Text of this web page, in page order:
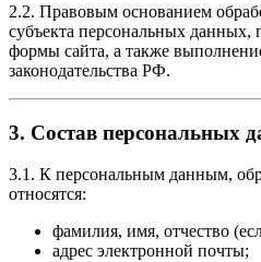
2.2. Правовым основанием
субъекта персональных данных,
формы сайта, а также
законодательства РФ.
3. Состав персональных
3.1. К персональным данным,
относятся:
фамилия, имя, отчество
адрес электронной почты;